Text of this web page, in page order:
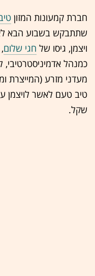
חברת קמעונות המזון
שתתבקש בשבוע הבא
ויצמן, גיסו של חגי שלום
כמנהל
מעדני מזרע (המייצרת
שקל.